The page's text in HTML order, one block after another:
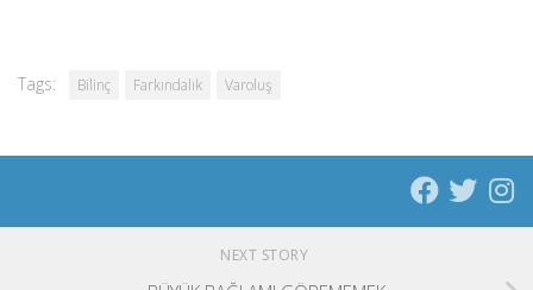
Tags: Bilinç Farkındalık Varoluş
NEXT STORY